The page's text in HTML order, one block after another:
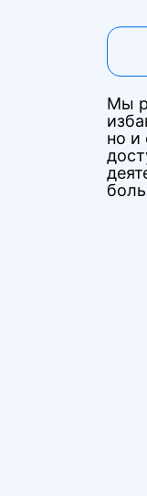
Мы
но и